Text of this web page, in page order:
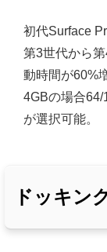
初代Surface
第3世代から
動時間が60%
4GBの場合
が選択可能。
ドッキン